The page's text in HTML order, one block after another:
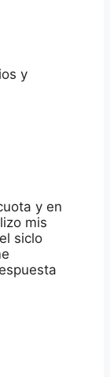
y
y en
mis
siclo